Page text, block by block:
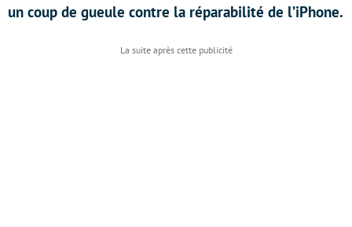
un coup de gueule contre la réparabilité de l’iPhone.